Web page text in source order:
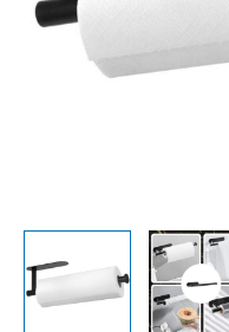
gaurire,
33.5cm,